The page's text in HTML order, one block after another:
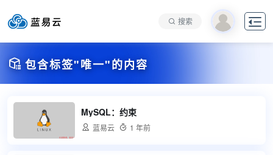
搜索 
 包含标签"唯一"的内容
MySQL：约束
 蓝易云  1 年前